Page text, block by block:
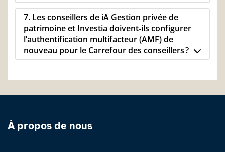
7. Les conseillers de iA Gestion privée de
patrimoine et Investia doivent‑ils configurer
l’authentification multifacteur (AMF) de
nouveau pour le Carrefour des conseillers ?
À propos de nous